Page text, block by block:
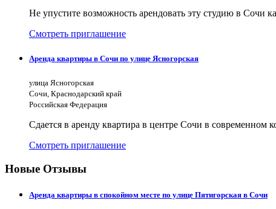
Не упустите возможность арендовать эту студию в Сочи
Смотреть приглашение
Аренда квартиры в Сочи по улице Ясногорская
улица Ясногорская
Сочи, Краснодарский край
Российская Федерация
Сдается в аренду квартира в центре Сочи в современном
Смотреть приглашение
Новые Отзывы
Аренда квартиры в спокойном месте по улице Пятигорская в Сочи